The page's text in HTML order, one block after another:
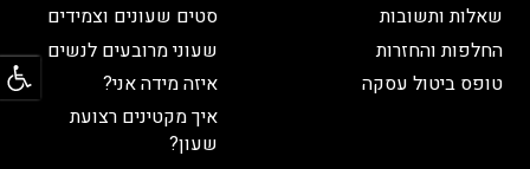
שאלות ותשובות
החלפות והחזרות
טופס ביטול עסקה
סטים שעונים וצמידים
שעוני מרובעים לנשים
איזה מידה אני?
איך מקטינים רצועת
שעון?